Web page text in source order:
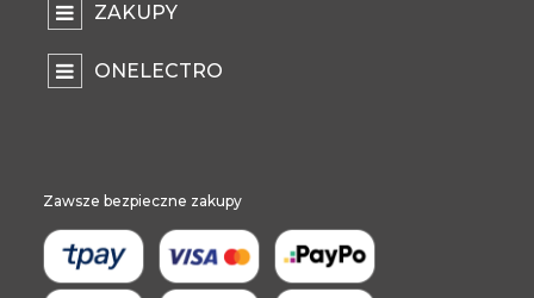
ZAKUPY
ONELECTRO
Zawsze bezpieczne zakupy